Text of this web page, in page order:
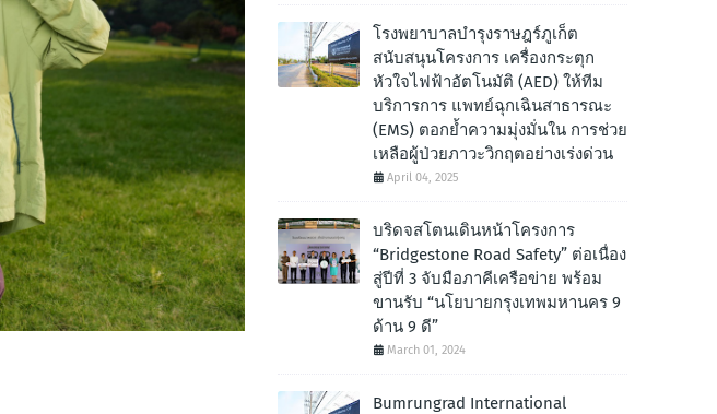
โรงพยาบาลบำรุงราษฎร์ภูเก็ต
สนับสนุนโครงการ เครื่องกระตุก
หัวใจไฟฟ้าอัตโนมัติ (AED) ให้ทีม
บริการการ แพทย์ฉุกเฉินสาธารณะ
(EMS) ตอกย้ำความมุ่งมั่นใน การช่วย
เหลือผู้ป่วยภาวะวิกฤตอย่างเร่งด่วน
April 04, 2025
บริดจสโตนเดินหน้าโครงการ
“Bridgestone Road Safety” ต่อเนื่อง
สู่ปีที่ 3 จับมือภาคีเครือข่าย พร้อม
ขานรับ “นโยบายกรุงเทพมหานคร 9
ด้าน 9 ดี”
March 01, 2024
Bumrungrad International